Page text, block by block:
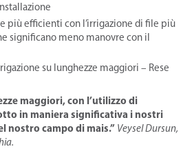
più efficienti con l’irrigazione di file più
significano meno manovre con il
su lunghezze maggiori – Rese
maggiori, con l’utilizzo di
in maniera significativa i nostri
nostro campo di mais.” Veysel Dursun,